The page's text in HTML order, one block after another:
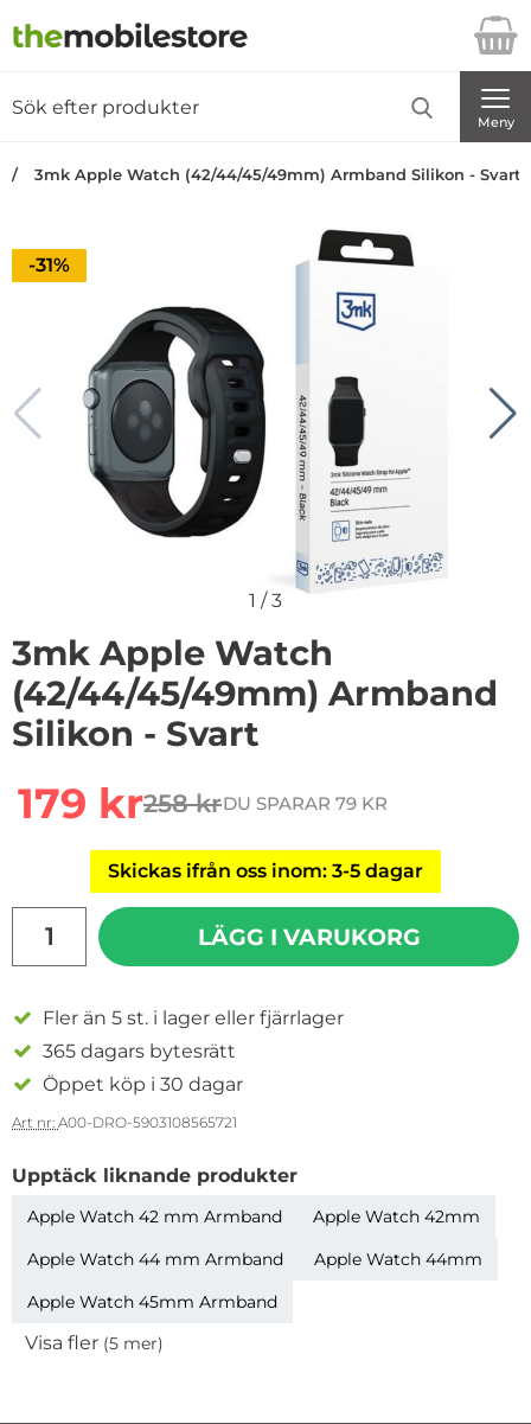
Startsidan för Danira Telecom AB
Meny
3mk Apple Watch (42/44/45/49mm) Armband Silikon - Svart
Priset är nedsatt med
-31%
1 /3
3mk Apple Watch
(42/44/45/49mm) Armband
Silikon - Svart
rea pris
179 krtidigare pris
258 krDU SPARAR 79 KR
Skickas ifrån oss inom: 3-5 dagar
LÄGG I VARUKORG
Fler än 5 st. i lager eller fjärrlager
365 dagars bytesrätt
Öppet köp i 30 dagar
Art nr: A00-DRO-5903108565721
Upptäck liknande produkter
Apple Watch 42 mm Armband
Apple Watch 42mm
Apple Watch 44 mm Armband
Apple Watch 44mm
Apple Watch 45mm Armband
Visa fler (5 mer)